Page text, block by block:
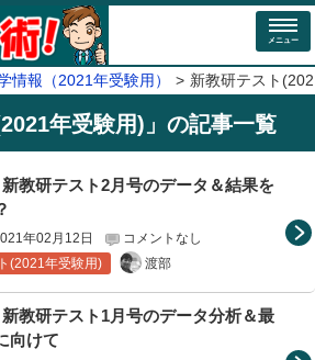
メニュー
情報（2021年受験用） 新教研テスト
年受験用) 」の記事一覧
新教研テスト2月号のデータ＆結果を
年02月12日
コメントなし
(2021年受験用)
渡部
新教研テスト1月号のデータ分析＆最
向けて